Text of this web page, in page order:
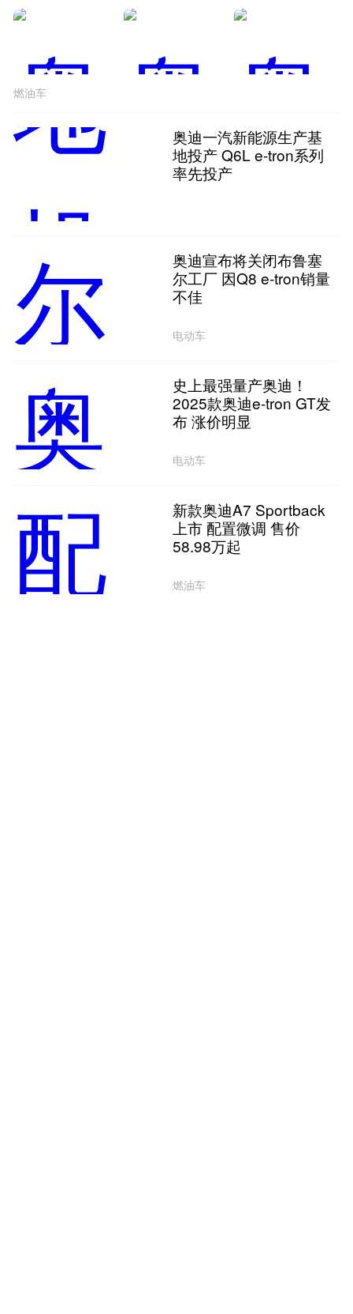
燃油车
奥迪一汽新能源生产基
地投产 Q6L e-tron系列
率先投产
奥迪宣布将关闭布鲁塞
尔工厂 因Q8 e-tron销量
不佳
电动车
史上最强量产奥迪！
2025款奥迪e-tron GT发
布 涨价明显
电动车
新款奥迪A7 Sportback
上市 配置微调 售价
58.98万起
燃油车